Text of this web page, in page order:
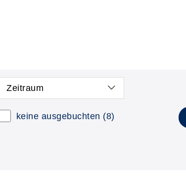
Zeitraum
keine ausgebuchten (8)